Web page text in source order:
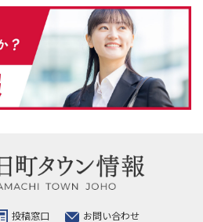
投稿窓口 お問い合わせ